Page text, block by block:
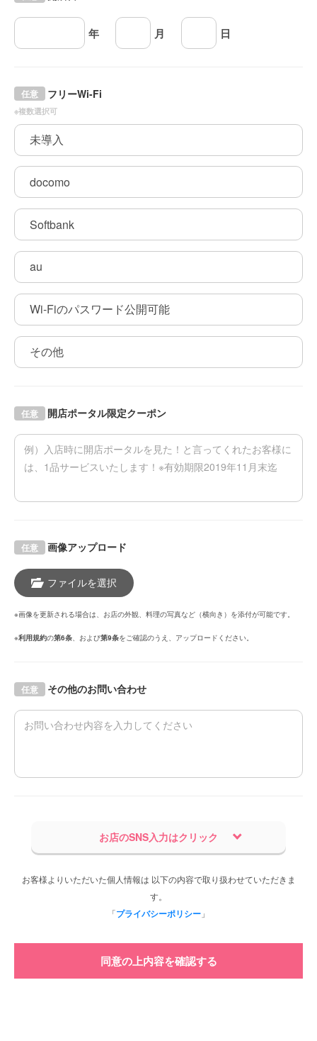
年 月 日
フリーWi-Fi
任意
※複数選択可
未導入
docomo
Softbank
au
Wi-Fiのパスワード公開可能
その他
開店ポータル限定クーポン
任意
画像アップロード
任意
ファイルを選択
※画像を更新される場合は、お店の外観、料理の写真など（横向き）を添付が可能です。
※利用規約の第6条 、および第9条をご確認のうえ、アップロードください。
その他のお問い合わせ
任意
お店のSNS入力はクリック
お客様よりいただいた個人情報は 以下の内容で取り扱わせていただきま
す。
「プライバシーポリシー 」